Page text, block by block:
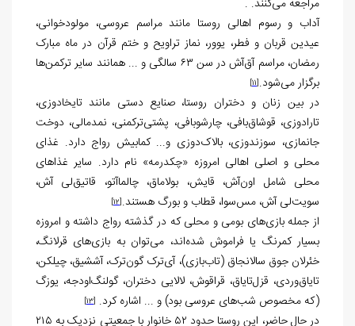
مراجعه می‌کنند. .
آداب و رسوم اهالی روستا مانند مراسم عروسی، مولودخوانی،
عیدین قربان و فطر، یوور، نماز تراویح و ختم قرآن در ماه مبارک
رمضان، مراسم آق‌آش در سن ۶۳ سالگی و ... همانند سایر ترکمن‌ها
برگزار می‌شود.[11]
در بین زنان و دختران روستا، صنایع دستی مانند تایخادوزی،
تارادوزی، قوشاق‌بافی، چارشو‌بافی، پشتی‌ترکمنی، نمدمالی، دوخت
جانمازی، سوزندوزی، بالاک‌دوزی و... کمابیش رواج دارد. غذای
محلی و اصلی اهالی امروزه «چکدرمه» نام دارد. سایر غذاهای
محلی شامل اون‌آش، قایش، بولاماق، چالماآتو، قاتیق‌لی آش،
سویت‌لی آش، مس‌سوا، قطاب و بورگ هستند.[12]
از جمله بازی‌های بومی و محلی که در گذشته رواج داشته و امروزه
بسیار کمرنگ یا فراموش شده‌اند، می‌توان به بازی‌های قرلانگ،
خئرلان جوق سالانجاق (تاب‌بازی)، آی‌ترک گون‌ترک، آششیق، چیلکن،
تایاق‌وردی، قزل‌تایاق، قراقوش، لالایی دختران، گولنگ‌اودجه، یوزگ
(که مخصوص شب‌های عروسی بود) و ... اشاره کرد. [13]
در حال حاضر، این روستا حدود ۵۲ خانوار با جمعیتی نزدیک به ۲۱۵